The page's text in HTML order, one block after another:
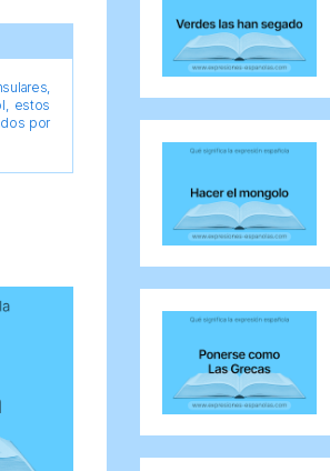
estos
por